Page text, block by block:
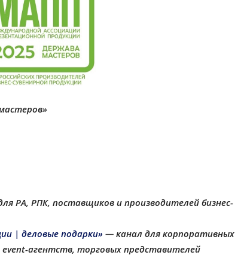
РА, РПК, поставщиков и производителей бизнес-
| деловые подарки» — канал для корпоративных
еvent-агентств, торговых представителей